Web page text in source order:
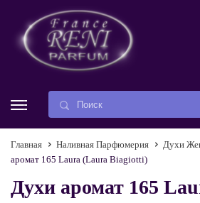
Главная Наливная Парфюмерия Духи
аромат 165 Laura (Laura Biagiotti)
Духи аромат 165